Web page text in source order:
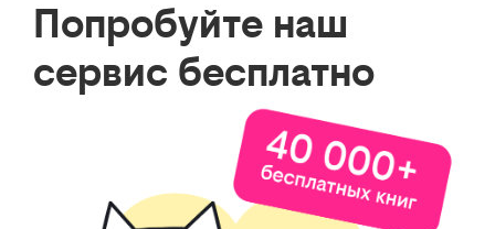
Попробуйте наш
сервис бесплатно